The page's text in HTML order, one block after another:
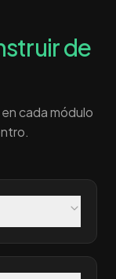
de
cada módulo